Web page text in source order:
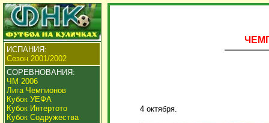
ИСПАНИЯ:
Сезон 2001/2002
СОРЕВНОВАНИЯ:
ЧМ 2006
Лига Чемпионов
Кубок УЕФА
Кубок Интертото
Кубок Содружества
4 октября.